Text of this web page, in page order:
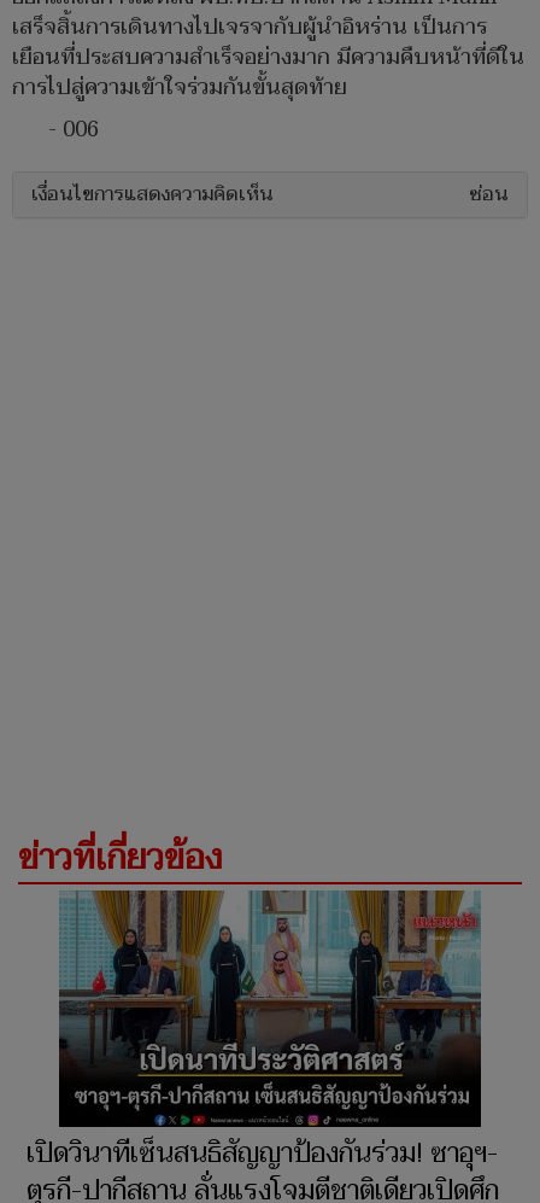
เสร็จสิ้นการเดินทางไปเจรจากับผู้นำอิหร่าน เป็นการ
เยือนที่ประสบความสำเร็จอย่างมาก มีความคืบหน้าที่ดีใน
การไปสู่ความเข้าใจร่วมกันขั้นสุดท้าย
- 006
เงื่อนไขการแสดงความคิดเห็น ซ่อน
ข่าวที่เกี่ยวข้อง
เปิดวินาทีเซ็นสนธิสัญญาป้องกันร่วม! ซาอุฯ-
ตุรกี-ปากีสถาน ลั่นแรงโจมตีชาติเดียวเปิดศึก